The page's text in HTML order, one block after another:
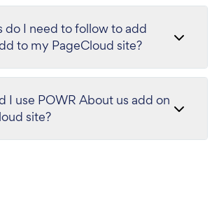
do I need to follow to add
to my PageCloud site?
I use POWR About us add on
site?